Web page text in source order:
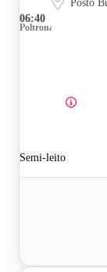
06:40
Posto
Poltrona
Semi-leito